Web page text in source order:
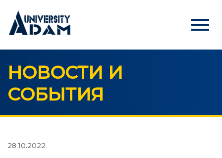
menu
Русский Кыргызча English
ГЛАВНАЯ
АБИТУРИЕНТАМ
НОВОСТИ И
СОБЫТИЯ
28.10.2022